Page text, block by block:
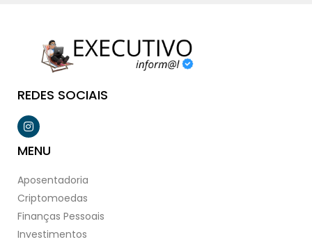
REDES SOCIAIS
MENU
Aposentadoria
Criptomoedas
Finanças Pessoais
Investimentos